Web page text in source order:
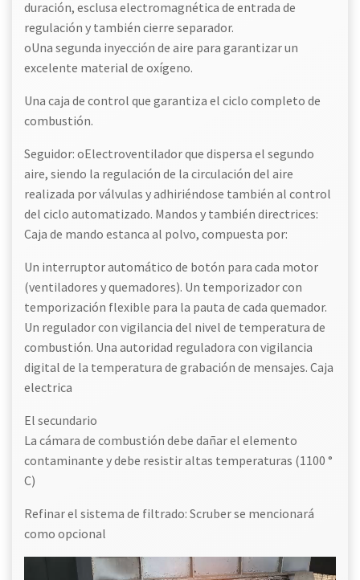
duración, esclusa electromagnética de entrada de
regulación y también cierre separador.
oUna segunda inyección de aire para garantizar un
excelente material de oxígeno.
Una caja de control que garantiza el ciclo completo de
combustión.
Seguidor: oElectroventilador que dispersa el segundo
aire, siendo la regulación de la circulación del aire
realizada por válvulas y adhiriéndose también al control
del ciclo automatizado. Mandos y también directrices:
Caja de mando estanca al polvo, compuesta por:
Un interruptor automático de botón para cada motor
(ventiladores y quemadores). Un temporizador con
temporización flexible para la pauta de cada quemador.
Un regulador con vigilancia del nivel de temperatura de
combustión. Una autoridad reguladora con vigilancia
digital de la temperatura de grabación de mensajes. Caja
electrica
El secundario
La cámara de combustión debe dañar el elemento
contaminante y debe resistir altas temperaturas (1100 °
C)
Refinar el sistema de filtrado: Scruber se mencionará
como opcional